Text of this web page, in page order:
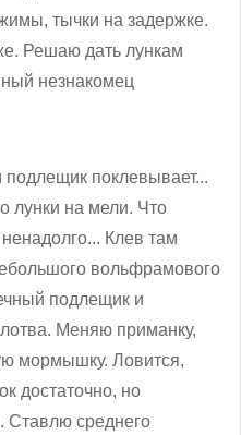
тычки на задержке.
Решаю дать лункам
незнакомец
поклевывает...
лунки на мели. Что
Клев там
вольфрамового
подлещик и
Меняю приманку,
мормышку. Ловится,
достаточно, но
Ставлю среднего